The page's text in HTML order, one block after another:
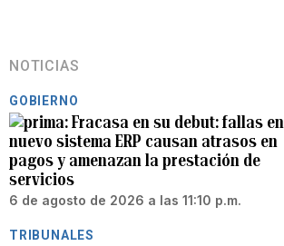
NOTICIAS
GOBIERNO
Fracasa en su debut: fallas en
nuevo sistema ERP causan atrasos en
pagos y amenazan la prestación de
servicios
6 de agosto de 2026 a las 11:10 p.m.
TRIBUNALES